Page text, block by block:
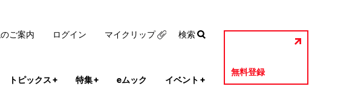
トピックス+ 特集+ eムック イベント +
無料登録
ご案内 ログイン マイクリップ 検索